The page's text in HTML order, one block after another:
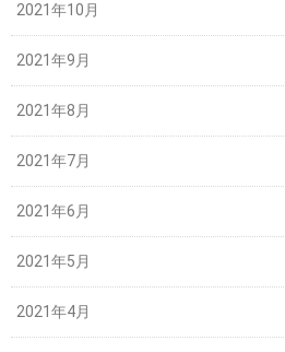
2021年10月
2021年9月
2021年8月
2021年7月
2021年6月
2021年5月
2021年4月